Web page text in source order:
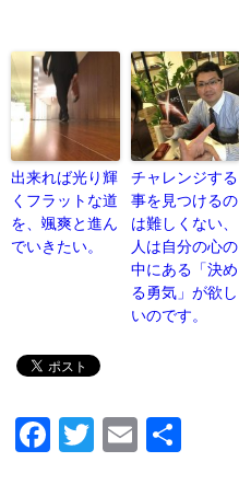
出来れば光り輝
くフラットな道
を、颯爽と進ん
でいきたい。
チャレンジする
事を見つけるの
は難しくない、
人は自分の心の
中にある「決め
る勇気」が欲し
いのです。
F
T
E